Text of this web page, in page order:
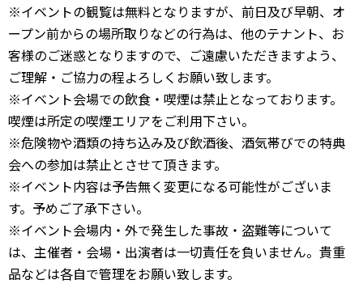
※イベントの観覧は無料となりますが、前日及び早朝、オ
ープン前からの場所取りなどの行為は、他のテナント、お
客様のご迷惑となりますので、ご遠慮いただきますよう、
ご理解・ご協力の程よろしくお願い致します。
※イベント会場での飲食・喫煙は禁止となっております。
喫煙は所定の喫煙エリアをご利用下さい。
※危険物や酒類の持ち込み及び飲酒後、酒気帯びでの特典
会への参加は禁止とさせて頂きます。
※イベント内容は予告無く変更になる可能性がございま
す。予めご了承下さい。
※イベント会場内・外で発生した事故・盗難等について
は、主催者・会場・出演者は一切責任を負いません。貴重
品などは各自で管理をお願い致します。